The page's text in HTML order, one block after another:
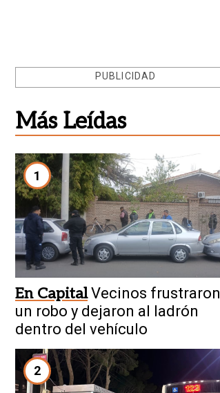
PUBLICIDAD
Más Leídas
1
En Capital Vecinos frustraron
un robo y dejaron al ladrón
dentro del vehículo
2